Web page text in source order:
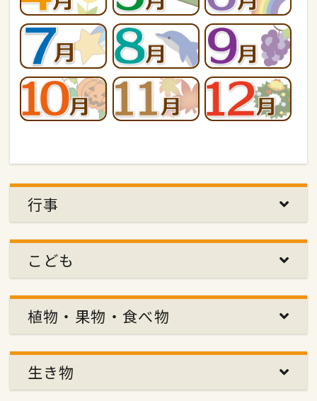
行事
こども
植物・果物・食べ物
生き物